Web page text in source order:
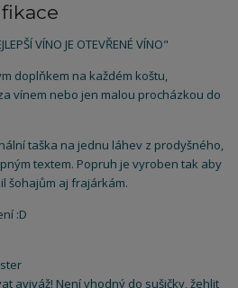
VÍNO JE OTEVŘENÉ VÍNO"
doplňkem na každém koštu,
vínem nebo jen malou procházkou do
taška na jednu láhev z prodyšného,
textem. Popruh je vyroben tak aby
šohajům aj frajárkám.
:D
aviváž! Není vhodný do sušičky, žehlit